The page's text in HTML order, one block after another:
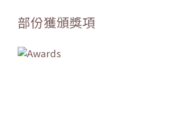
部份獲頒獎項